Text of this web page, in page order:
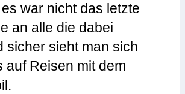
war nicht das letzte
an alle die dabei
sicher sieht man sich
auf Reisen mit dem